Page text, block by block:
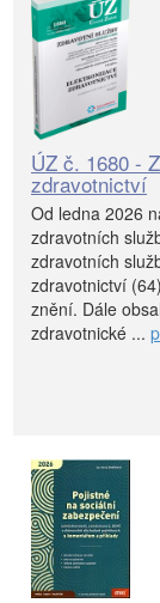
ÚZ č. 1680 -
zdravotnictví
Od ledna 2026
zdravotních
zdravotních
zdravotnictví
znění. Dále
zdravotnické ...